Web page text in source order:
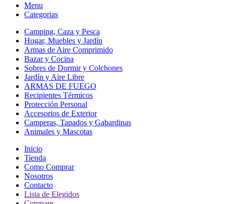
Menu
Categorias
Camping, Caza y Pesca
Hogar, Muebles y Jardín
Armas de Aire Comprimido
Bazar y Cocina
Sobres de Dormir y Colchones
Jardín y Aire Libre
ARMAS DE FUEGO
Recipientes Térmicos
Protección Personal
Accesorios de Exterior
Camperas, Tapados y Gabardinas
Animales y Mascotas
Inicio
Tienda
Como Comprar
Nosotros
Contacto
Lista de Elegidos